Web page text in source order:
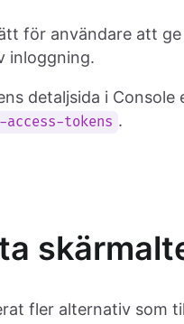
för användare att
inloggning.
detaljsida i Console
tokens .
fler alternativ som